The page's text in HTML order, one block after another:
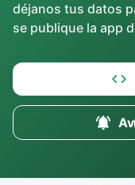
déjanos tus datos
se publique la app